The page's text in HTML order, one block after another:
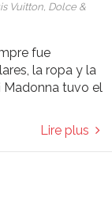
Vuitton, Dolce &
fue
la ropa y la
Madonna tuvo el
Lire plus